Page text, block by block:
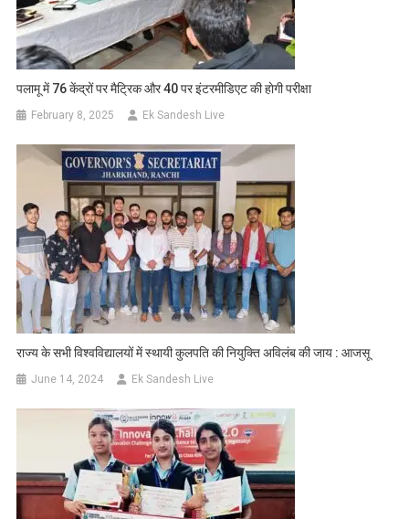
पलामू में 76 केंद्रों पर मैट्रिक और 40 पर इंटरमीडिएट की हाेगी परीक्षा
February 8, 2025 Ek Sandesh Live
राज्य के सभी विश्वविद्यालयों में स्थायी कुलपति की नियुक्ति अविलंब की जाय : आजसू
June 14, 2024 Ek Sandesh Live